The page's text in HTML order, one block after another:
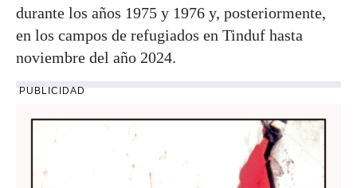
durante los años 1975 y 1976 y, posteriormente,
en los campos de refugiados en Tinduf hasta
noviembre del año 2024.
PUBLICIDAD